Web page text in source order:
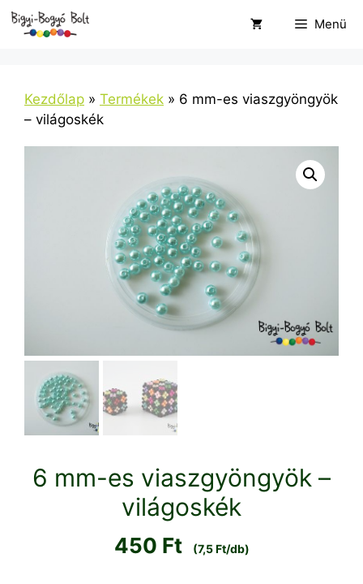
Kilépés
Menü
Kezdőlap » Termékek » 6 mm-es viaszgyöngyök
– világoskék
6 mm-es viaszgyöngyök –
világoskék
450 Ft (7,5 Ft/db)